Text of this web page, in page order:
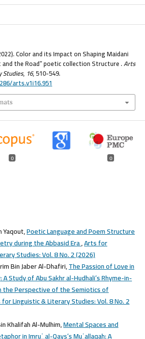
Color and its Impact on Shaping Maidani
and the Road” poetic collection Structure .Arts
Studies, 16, 510-549.
arts.v1i16.951
0 0
Yaqout,Poetic Language and Poem Structure
during the Abbasid Era,Arts for
Studies: Vol. 8 No. 2 (2026)
Bin Jaber Al-Dhafiri,The Passion of Love in
Study of Abu Sakhr al-Hudhali’s Rhyme-in-
the Perspective of the Semiotics of
Linguistic & Literary Studies: Vol. 8 No. 2
Khalifah Al-Mulhim,Mental Spaces and
in Imruʾ al-Qays’s Muʿallaqah: A